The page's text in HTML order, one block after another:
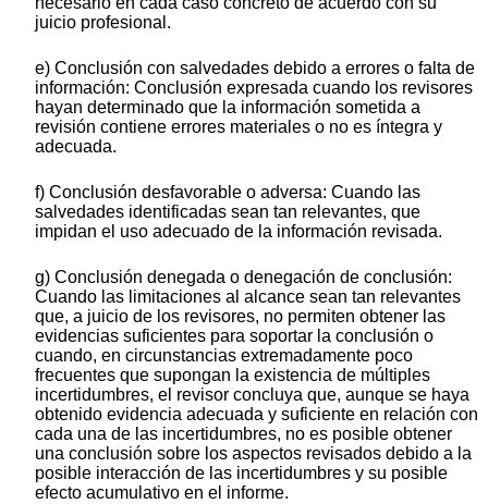
juicio profesional.
e) Conclusión con salvedades debido a errores o falta de
información: Conclusión expresada cuando los revisores
hayan determinado que la información sometida a
revisión contiene errores materiales o no es íntegra y
adecuada.
f) Conclusión desfavorable o adversa: Cuando las
salvedades identificadas sean tan relevantes, que
impidan el uso adecuado de la información revisada.
g) Conclusión denegada o denegación de conclusión:
Cuando las limitaciones al alcance sean tan relevantes
que, a juicio de los revisores, no permiten obtener las
evidencias suficientes para soportar la conclusión o
cuando, en circunstancias extremadamente poco
frecuentes que supongan la existencia de múltiples
incertidumbres, el revisor concluya que, aunque se haya
obtenido evidencia adecuada y suficiente en relación con
cada una de las incertidumbres, no es posible obtener
una conclusión sobre los aspectos revisados debido a la
posible interacción de las incertidumbres y su posible
efecto acumulativo en el informe.